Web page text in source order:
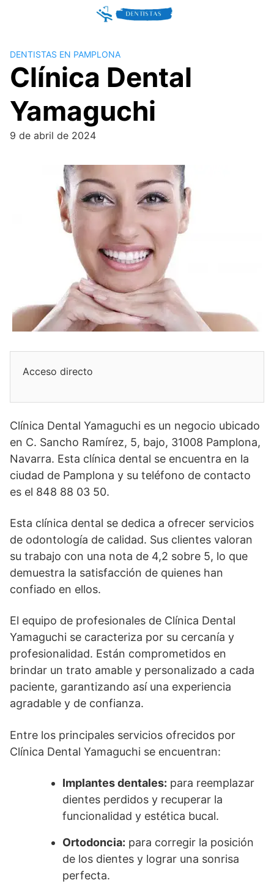
DENTISTAS EN PAMPLONA
Clínica Dental
Yamaguchi
9 de abril de 2024
Acceso directo
Clínica Dental Yamaguchi es un negocio ubicado
en C. Sancho Ramírez, 5, bajo, 31008 Pamplona,
Navarra. Esta clínica dental se encuentra en la
ciudad de Pamplona y su teléfono de contacto
es el 848 88 03 50.
Esta clínica dental se dedica a ofrecer servicios
de odontología de calidad. Sus clientes valoran
su trabajo con una nota de 4,2 sobre 5, lo que
demuestra la satisfacción de quienes han
confiado en ellos.
El equipo de profesionales de Clínica Dental
Yamaguchi se caracteriza por su cercanía y
profesionalidad. Están comprometidos en
brindar un trato amable y personalizado a cada
paciente, garantizando así una experiencia
agradable y de confianza.
Entre los principales servicios ofrecidos por
Clínica Dental Yamaguchi se encuentran:
Implantes dentales: para reemplazar
dientes perdidos y recuperar la
funcionalidad y estética bucal.
Ortodoncia: para corregir la posición
de los dientes y lograr una sonrisa
perfecta.